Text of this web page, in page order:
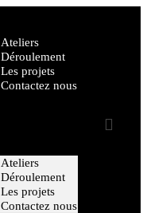
Ateliers
Déroulement
Les projets
Contactez nous
Ateliers
Déroulement
Les projets
Contactez nous